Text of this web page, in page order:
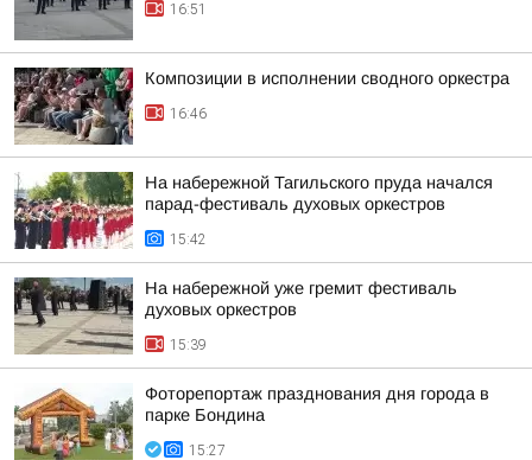
16:51
Композиции в исполнении сводного оркестра
16:46
На набережной Тагильского пруда начался
парад-фестиваль духовых оркестров
15:42
На набережной уже гремит фестиваль
духовых оркестров
15:39
Фоторепортаж празднования дня города в
парке Бондина
15:27